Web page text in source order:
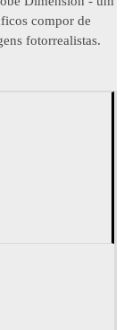
compor de
fotorrealistas.